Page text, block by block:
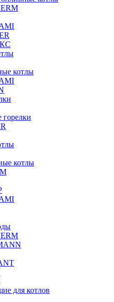
котлы
горелки
котлы
для котлов